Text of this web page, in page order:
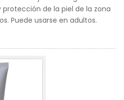
protección de la piel de la zona
Puede usarse en adultos.